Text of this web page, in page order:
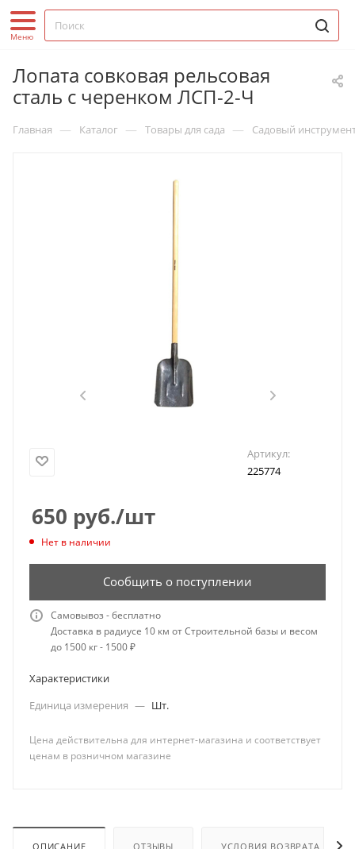
Лопата совковая рельсовая
сталь с черенком ЛСП-2-Ч
Главная — Каталог — Товары для сада — Садовый
Артикул:
225774
650 руб./шт
Нет в наличии
Сообщить о поступлении
Самовывоз - бесплатно
Доставка в радиусе 10 км от Строительной базы и весом
до 1500 кг - 1500 ₽
Характеристики
Единица измерения — Шт.
Цена действительна для интернет-магазина и соответствует
ценам в розничном магазине
ОПИСАНИЕ ОТЗЫВЫ УСЛОВИЯ ВОЗВРАТА